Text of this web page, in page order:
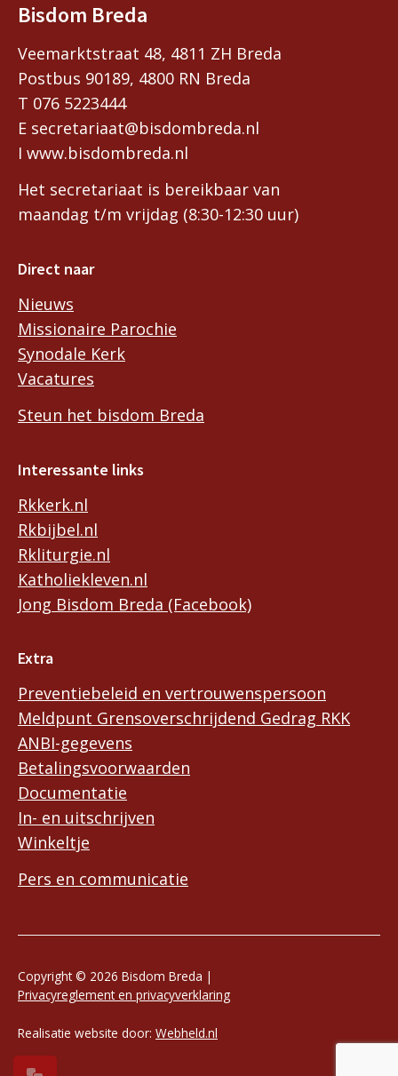
Bisdom Breda
Veemarktstraat 48, 4811 ZH Breda
Postbus 90189, 4800 RN Breda
T 076 5223444
E secretariaat@bisdombreda.nl
I www.bisdombreda.nl
Het secretariaat is bereikbaar van
maandag t/m vrijdag (8:30-12:30 uur)
Direct naar
Nieuws
Missionaire Parochie
Synodale Kerk
Vacatures
Steun het bisdom Breda
Interessante links
Rkkerk.nl
Rkbijbel.nl
Rkliturgie.nl
Katholiekleven.nl
Jong Bisdom Breda (Facebook)
Extra
Preventiebeleid en vertrouwenspersoon
Meldpunt Grensoverschrijdend Gedrag RKK
ANBI-gegevens
Betalingsvoorwaarden
Documentatie
In- en uitschrijven
Winkeltje
Pers en communicatie
Copyright © 2026 Bisdom Breda |
Privacyreglement en privacyverklaring
Realisatie website door: Webheld.nl